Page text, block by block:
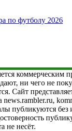
по футболу 2026
коммерческим
ни чего не
Сайт
news.rambler.ru,
публикуются без
не несёт.